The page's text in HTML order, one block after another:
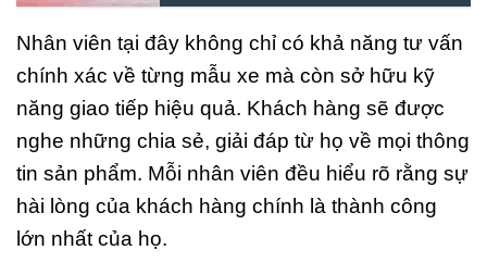
Nhân viên tại đây không chỉ có khả năng tư vấn
chính xác về từng mẫu xe mà còn sở hữu kỹ
năng giao tiếp hiệu quả. Khách hàng sẽ được
nghe những chia sẻ, giải đáp từ họ về mọi thông
tin sản phẩm. Mỗi nhân viên đều hiểu rõ rằng sự
hài lòng của khách hàng chính là thành công
lớn nhất của họ.